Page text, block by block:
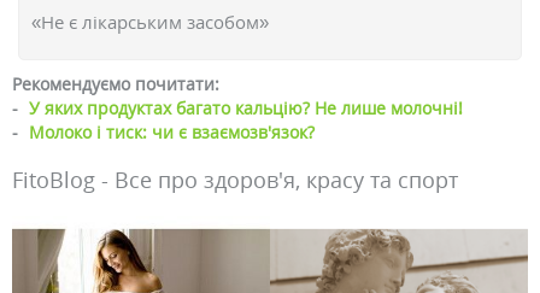
«Не є лікарським засобом»
Рекомендуємо почитати:
- У яких продуктах багато кальцію? Не лише молочні!
- Молоко і тиск: чи є взаємозв'язок?
FitoBlog - Все про здоров'я, красу та спорт